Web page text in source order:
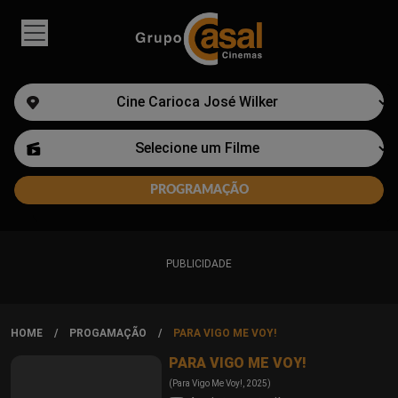
PUBLICIDADE
HOME PROGAMAÇÃO PARA VIGO ME VOY!
PARA VIGO ME VOY!
(Para Vigo Me Voy!, 2025)